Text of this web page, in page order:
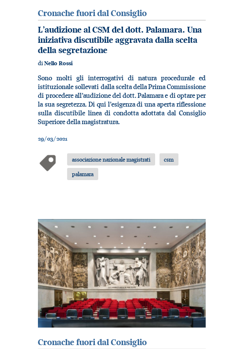
Cronache fuori dal Consiglio
L’audizione al CSM del dott. Palamara. Una
iniziativa discutibile aggravata dalla scelta
della segretazione
diNello Rossi
Sono molti gli interrogativi di natura procedurale ed
istituzionale sollevati dalla scelta della Prima Commissione
di procedere all’audizione del dott. Palamara e di optare per
la sua segretezza. Di qui l’esigenza di una aperta riflessione
sulla discutibile linea di condotta adottata dal Consiglio
Superiore della magistratura.
29/03/2021
associazione nazionale magistrati
csm
palamara
Cronache fuori dal Consiglio